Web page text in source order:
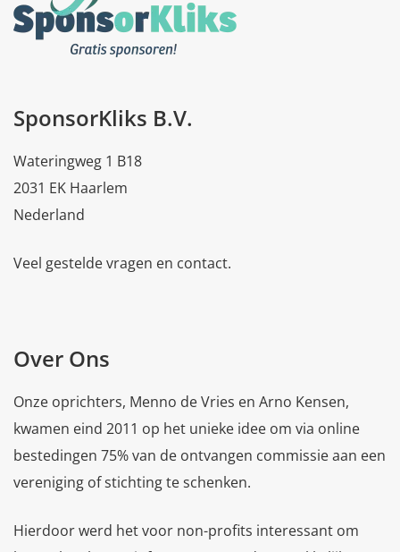
SponsorKliks B.V.
Wateringweg 1 B18
2031 EK Haarlem
Nederland
Veel gestelde vragen en contact.
Over Ons
Onze oprichters, Menno de Vries en Arno Kensen,
kwamen eind 2011 op het unieke idee om via online
bestedingen 75% van de ontvangen commissie aan een
vereniging of stichting te schenken.
Hierdoor werd het voor non-profits interessant om